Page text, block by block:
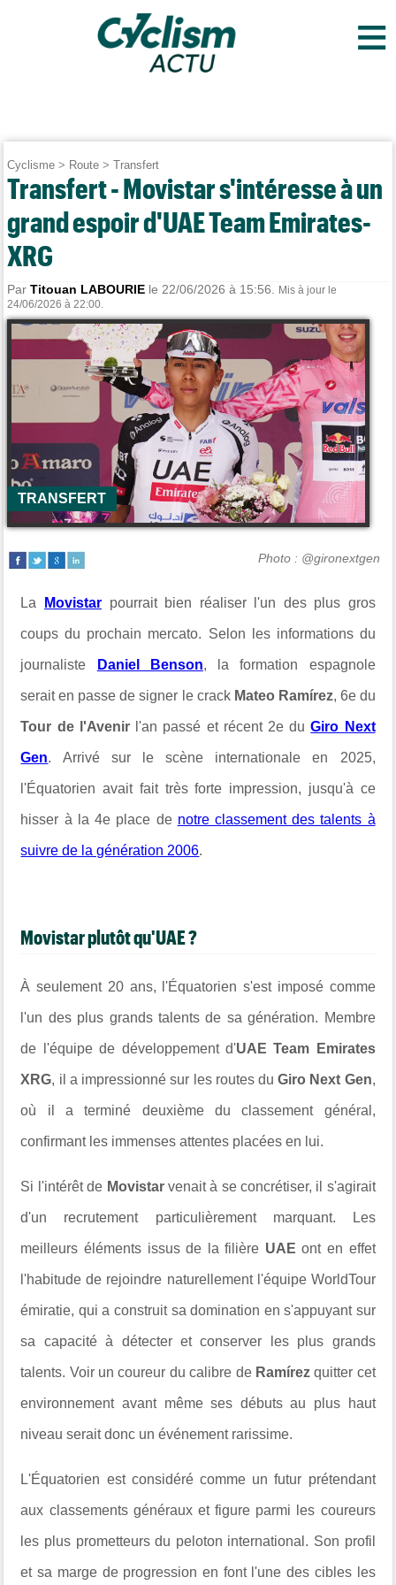
≡
Cyclisme > Route >Transfert
Transfert - Movistar s'intéresse à un
grand espoir d'UAE Team Emirates-
XRG
ParTitouan LABOURIE le 22/06/2026 à 15:56.
Mis à jour le
24/06/2026 à 22:00.
TRANSFERT
Photo : @gironextgen
La Movistar pourrait bien réaliser l'un des plus gros
coups du prochain mercato. Selon les informations du
journaliste Daniel Benson, la formation espagnole
serait en passe de signer le crack Mateo Ramírez, 6e du
Tour de l'Avenirl'an passé et récent 2e duGiro Next
Gen. Arrivé sur le scène internationale en 2025,
l'Équatorien avait fait très forte impression, jusqu'à ce
hisser à la 4e place de notre classement des talents à
suivre de la génération 2006.
Movistar plutôt qu'UAE ?
À seulement 20 ans, l'Équatorien s'est imposé comme
l'un des plus grands talents de sa génération. Membre
de l'équipe de développement d'UAE Team Emirates
XRG, il a impressionné sur les routes duGiro Next Gen,
où il a terminé deuxième du classement général,
confirmant les immenses attentes placées en lui.
Si l'intérêt de Movistar venait à se concrétiser, il s'agirait
d'un recrutement particulièrement marquant. Les
meilleurs éléments issus de la filière UAEont en effet
l'habitude de rejoindre naturellement l'équipe WorldTour
émiratie, qui a construit sa domination en s'appuyant sur
sa capacité à détecter et conserver les plus grands
talents. Voir un coureur du calibre de Ramírezquitter cet
environnement avant même ses débuts au plus haut
niveau serait donc un événement rarissime.
L'Équatorien est considéré comme un futur prétendant
aux classements généraux et figure parmi les coureurs
les plus prometteurs du peloton international. Son profil
et sa marge de progression en font l'une des cibles les